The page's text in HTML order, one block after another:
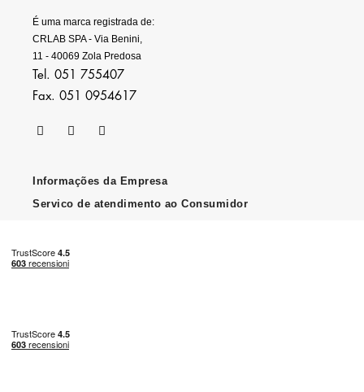
É uma marca registrada de:
CRLAB SPA - Via Benini,
11 - 40069 Zola Predosa
Tel. 051 755407
Fax. 051 0954617
Informações da Empresa
Servico de atendimento ao Consumidor